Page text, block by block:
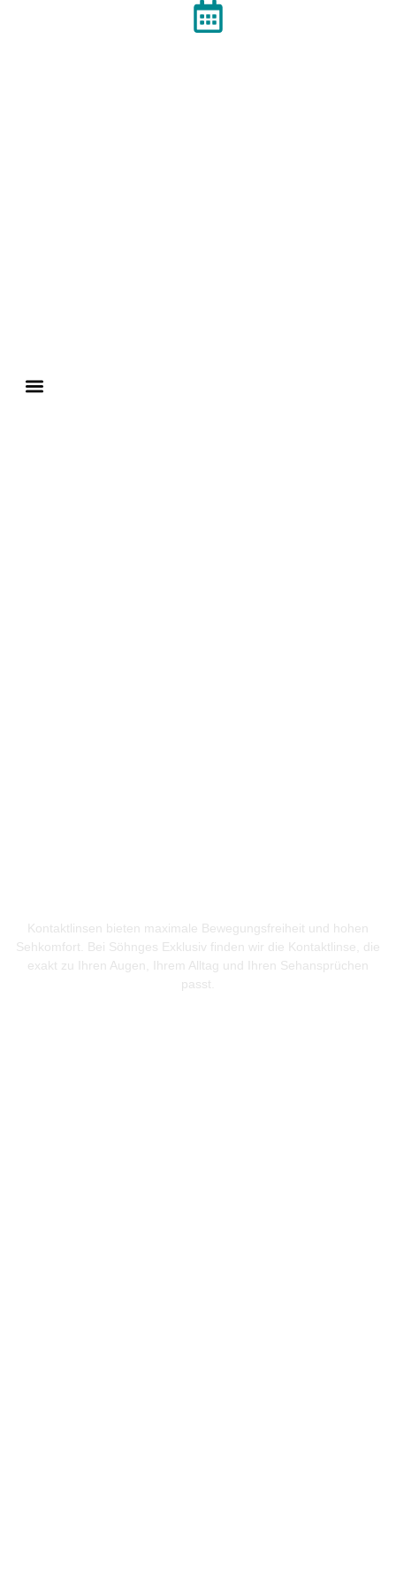
Kontaktlinsen bieten maximale Bewegungsfreiheit und hohen
Sehkomfort. Bei Söhnges Exklusiv finden wir die Kontaktlinse, die
exakt zu Ihren Augen, Ihrem Alltag und Ihren Sehansprüchen
passt.